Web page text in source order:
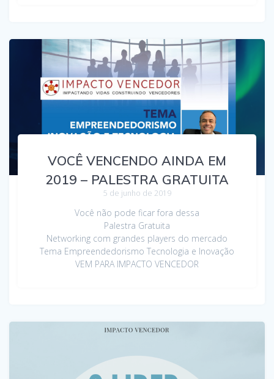
VOCÊ VENCENDO AINDA EM
2019 – PALESTRA GRATUITA
5 de junho de 2019
Você não pode ficar fora dessa
Palestra Gratuita
Networking com grandes players do mercado
Tema Empreendedorismo Tecnologia e Inovação
VEM PARA IMPACTO VENCEDOR